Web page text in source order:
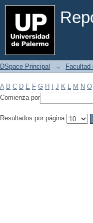
Filtrar por:
DSpace Principal → Facultad
A B C D E F G H J K L M N O
Comienza por
Resultados por página: